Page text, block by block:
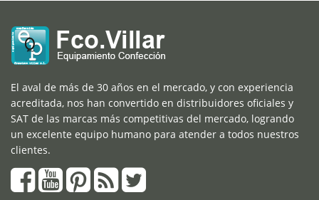
El aval de más de 30 años en el mercado, y con experiencia
acreditada, nos han convertido en distribuidores oficiales y
SAT de las marcas más competitivas del mercado, logrando
un excelente equipo humano para atender a todos nuestros
clientes.